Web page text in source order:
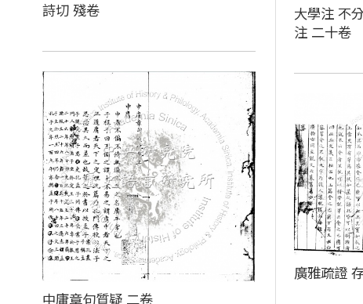
詩切 殘卷
大學注 不
注 二十卷
中庸章句質疑 二卷
廣雅疏證